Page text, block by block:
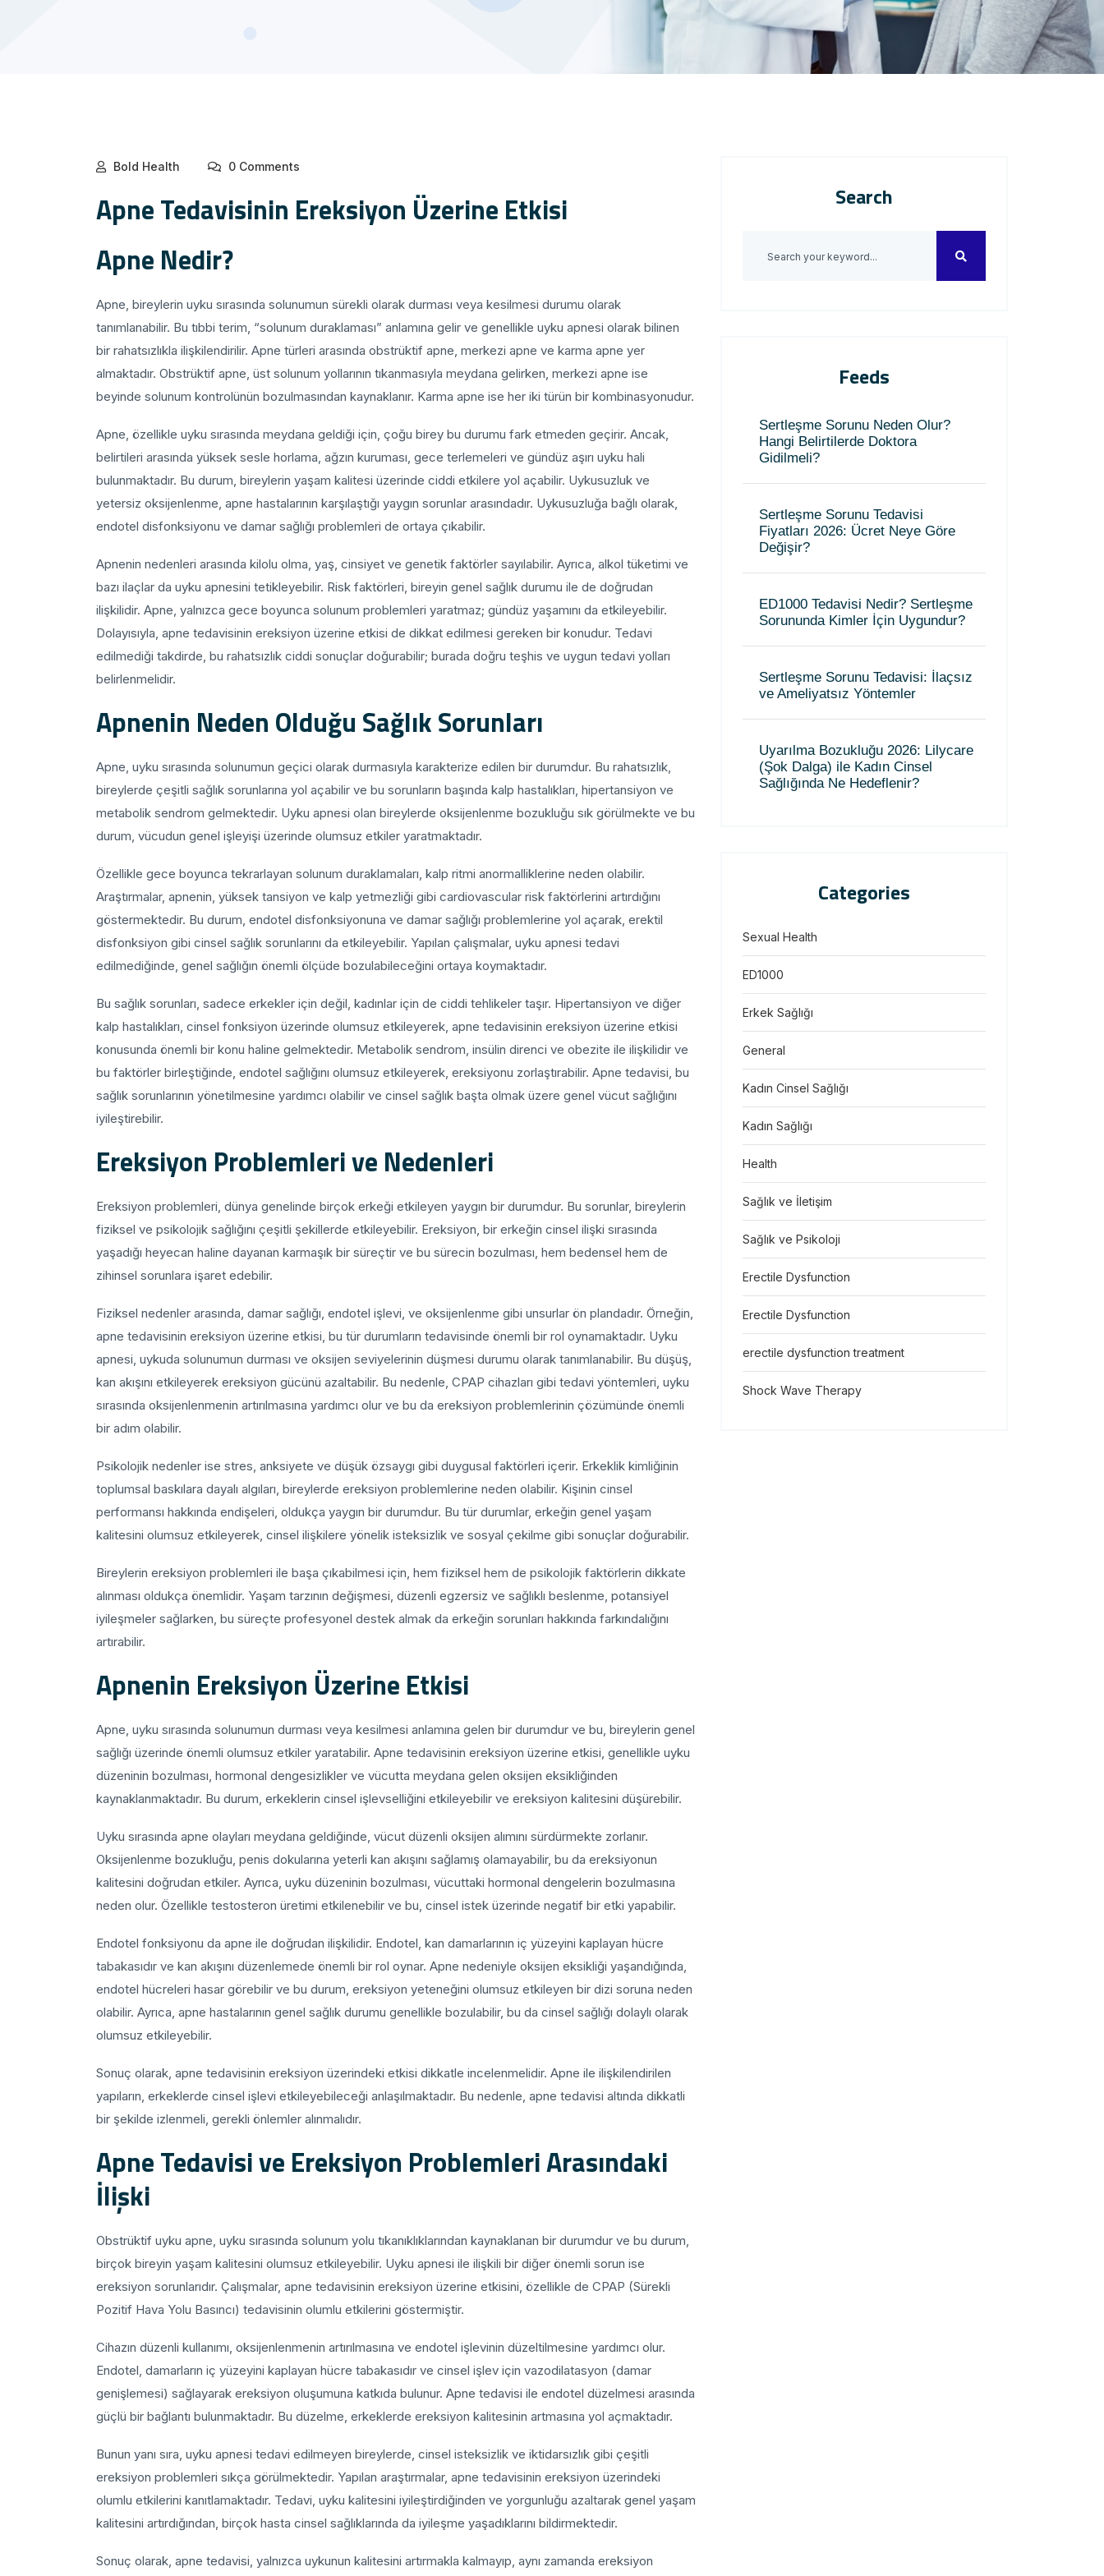
Bold Health 0 Comments
Apne Tedavisinin Ereksiyon Üzerine Etkisi
Apne Nedir?
Apne, bireylerin uyku sırasında solunumun sürekli olarak durması veya kesilmesi durumu olarak
tanımlanabilir. Bu tıbbi terim, “solunum duraklaması” anlamına gelir ve genellikle uyku apnesi olarak bilinen
bir rahatsızlıkla ilişkilendirilir. Apne türleri arasında obstrüktif apne, merkezi apne ve karma apne yer
almaktadır. Obstrüktif apne, üst solunum yollarının tıkanmasıyla meydana gelirken, merkezi apne ise
beyinde solunum kontrolünün bozulmasından kaynaklanır. Karma apne ise her iki türün bir kombinasyonudur.
Apne, özellikle uyku sırasında meydana geldiği için, çoğu birey bu durumu fark etmeden geçirir. Ancak,
belirtileri arasında yüksek sesle horlama, ağzın kuruması, gece terlemeleri ve gündüz aşırı uyku hali
bulunmaktadır. Bu durum, bireylerin yaşam kalitesi üzerinde ciddi etkilere yol açabilir. Uykusuzluk ve
yetersiz oksijenlenme, apne hastalarının karşılaştığı yaygın sorunlar arasındadır. Uykusuzluğa bağlı olarak,
endotel disfonksiyonu ve damar sağlığı problemleri de ortaya çıkabilir.
Apnenin nedenleri arasında kilolu olma, yaş, cinsiyet ve genetik faktörler sayılabilir. Ayrıca, alkol tüketimi ve
bazı ilaçlar da uyku apnesini tetikleyebilir. Risk faktörleri, bireyin genel sağlık durumu ile de doğrudan
ilişkilidir. Apne, yalnızca gece boyunca solunum problemleri yaratmaz; gündüz yaşamını da etkileyebilir.
Dolayısıyla, apne tedavisinin ereksiyon üzerine etkisi de dikkat edilmesi gereken bir konudur. Tedavi
edilmediği takdirde, bu rahatsızlık ciddi sonuçlar doğurabilir; burada doğru teşhis ve uygun tedavi yolları
belirlenmelidir.
Apnenin Neden Olduğu Sağlık Sorunları
Apne, uyku sırasında solunumun geçici olarak durmasıyla karakterize edilen bir durumdur. Bu rahatsızlık,
bireylerde çeşitli sağlık sorunlarına yol açabilir ve bu sorunların başında kalp hastalıkları, hipertansiyon ve
metabolik sendrom gelmektedir. Uyku apnesi olan bireylerde oksijenlenme bozukluğu sık görülmekte ve bu
durum, vücudun genel işleyişi üzerinde olumsuz etkiler yaratmaktadır.
Özellikle gece boyunca tekrarlayan solunum duraklamaları, kalp ritmi anormalliklerine neden olabilir.
Araştırmalar, apnenin, yüksek tansiyon ve kalp yetmezliği gibi cardiovascular risk faktörlerini artırdığını
göstermektedir. Bu durum, endotel disfonksiyonuna ve damar sağlığı problemlerine yol açarak, erektil
disfonksiyon gibi cinsel sağlık sorunlarını da etkileyebilir. Yapılan çalışmalar, uyku apnesi tedavi
edilmediğinde, genel sağlığın önemli ölçüde bozulabileceğini ortaya koymaktadır.
Bu sağlık sorunları, sadece erkekler için değil, kadınlar için de ciddi tehlikeler taşır. Hipertansiyon ve diğer
kalp hastalıkları, cinsel fonksiyon üzerinde olumsuz etkileyerek, apne tedavisinin ereksiyon üzerine etkisi
konusunda önemli bir konu haline gelmektedir. Metabolik sendrom, insülin direnci ve obezite ile ilişkilidir ve
bu faktörler birleştiğinde, endotel sağlığını olumsuz etkileyerek, ereksiyonu zorlaştırabilir. Apne tedavisi, bu
sağlık sorunlarının yönetilmesine yardımcı olabilir ve cinsel sağlık başta olmak üzere genel vücut sağlığını
iyileştirebilir.
Ereksiyon Problemleri ve Nedenleri
Ereksiyon problemleri, dünya genelinde birçok erkeği etkileyen yaygın bir durumdur. Bu sorunlar, bireylerin
fiziksel ve psikolojik sağlığını çeşitli şekillerde etkileyebilir. Ereksiyon, bir erkeğin cinsel ilişki sırasında
yaşadığı heyecan haline dayanan karmaşık bir süreçtir ve bu sürecin bozulması, hem bedensel hem de
zihinsel sorunlara işaret edebilir.
Fiziksel nedenler arasında, damar sağlığı, endotel işlevi, ve oksijenlenme gibi unsurlar ön plandadır. Örneğin,
apne tedavisinin ereksiyon üzerine etkisi, bu tür durumların tedavisinde önemli bir rol oynamaktadır. Uyku
apnesi, uykuda solunumun durması ve oksijen seviyelerinin düşmesi durumu olarak tanımlanabilir. Bu düşüş,
kan akışını etkileyerek ereksiyon gücünü azaltabilir. Bu nedenle, CPAP cihazları gibi tedavi yöntemleri, uyku
sırasında oksijenlenmenin artırılmasına yardımcı olur ve bu da ereksiyon problemlerinin çözümünde önemli
bir adım olabilir.
Psikolojik nedenler ise stres, anksiyete ve düşük özsaygı gibi duygusal faktörleri içerir. Erkeklik kimliğinin
toplumsal baskılara dayalı algıları, bireylerde ereksiyon problemlerine neden olabilir. Kişinin cinsel
performansı hakkında endişeleri, oldukça yaygın bir durumdur. Bu tür durumlar, erkeğin genel yaşam
kalitesini olumsuz etkileyerek, cinsel ilişkilere yönelik isteksizlik ve sosyal çekilme gibi sonuçlar doğurabilir.
Bireylerin ereksiyon problemleri ile başa çıkabilmesi için, hem fiziksel hem de psikolojik faktörlerin dikkate
alınması oldukça önemlidir. Yaşam tarzının değişmesi, düzenli egzersiz ve sağlıklı beslenme, potansiyel
iyileşmeler sağlarken, bu süreçte profesyonel destek almak da erkeğin sorunları hakkında farkındalığını
artırabilir.
Apnenin Ereksiyon Üzerine Etkisi
Apne, uyku sırasında solunumun durması veya kesilmesi anlamına gelen bir durumdur ve bu, bireylerin genel
sağlığı üzerinde önemli olumsuz etkiler yaratabilir. Apne tedavisinin ereksiyon üzerine etkisi, genellikle uyku
düzeninin bozulması, hormonal dengesizlikler ve vücutta meydana gelen oksijen eksikliğinden
kaynaklanmaktadır. Bu durum, erkeklerin cinsel işlevselliğini etkileyebilir ve ereksiyon kalitesini düşürebilir.
Uyku sırasında apne olayları meydana geldiğinde, vücut düzenli oksijen alımını sürdürmekte zorlanır.
Oksijenlenme bozukluğu, penis dokularına yeterli kan akışını sağlamış olamayabilir, bu da ereksiyonun
kalitesini doğrudan etkiler. Ayrıca, uyku düzeninin bozulması, vücuttaki hormonal dengelerin bozulmasına
neden olur. Özellikle testosteron üretimi etkilenebilir ve bu, cinsel istek üzerinde negatif bir etki yapabilir.
Endotel fonksiyonu da apne ile doğrudan ilişkilidir. Endotel, kan damarlarının iç yüzeyini kaplayan hücre
tabakasıdır ve kan akışını düzenlemede önemli bir rol oynar. Apne nedeniyle oksijen eksikliği yaşandığında,
endotel hücreleri hasar görebilir ve bu durum, ereksiyon yeteneğini olumsuz etkileyen bir dizi soruna neden
olabilir. Ayrıca, apne hastalarının genel sağlık durumu genellikle bozulabilir, bu da cinsel sağlığı dolaylı olarak
olumsuz etkileyebilir.
Sonuç olarak, apne tedavisinin ereksiyon üzerindeki etkisi dikkatle incelenmelidir. Apne ile ilişkilendirilen
yapıların, erkeklerde cinsel işlevi etkileyebileceği anlaşılmaktadır. Bu nedenle, apne tedavisi altında dikkatli
bir şekilde izlenmeli, gerekli önlemler alınmalıdır.
Apne Tedavisi ve Ereksiyon Problemleri Arasındaki
İlişki
Obstrüktif uyku apne, uyku sırasında solunum yolu tıkanıklıklarından kaynaklanan bir durumdur ve bu durum,
birçok bireyin yaşam kalitesini olumsuz etkileyebilir. Uyku apnesi ile ilişkili bir diğer önemli sorun ise
ereksiyon sorunlarıdır. Çalışmalar, apne tedavisinin ereksiyon üzerine etkisini, özellikle de CPAP (Sürekli
Pozitif Hava Yolu Basıncı) tedavisinin olumlu etkilerini göstermiştir.
Cihazın düzenli kullanımı, oksijenlenmenin artırılmasına ve endotel işlevinin düzeltilmesine yardımcı olur.
Endotel, damarların iç yüzeyini kaplayan hücre tabakasıdır ve cinsel işlev için vazodilatasyon (damar
genişlemesi) sağlayarak ereksiyon oluşumuna katkıda bulunur. Apne tedavisi ile endotel düzelmesi arasında
güçlü bir bağlantı bulunmaktadır. Bu düzelme, erkeklerde ereksiyon kalitesinin artmasına yol açmaktadır.
Bunun yanı sıra, uyku apnesi tedavi edilmeyen bireylerde, cinsel isteksizlik ve iktidarsızlık gibi çeşitli
ereksiyon problemleri sıkça görülmektedir. Yapılan araştırmalar, apne tedavisinin ereksiyon üzerindeki
olumlu etkilerini kanıtlamaktadır. Tedavi, uyku kalitesini iyileştirdiğinden ve yorgunluğu azaltarak genel yaşam
kalitesini artırdığından, birçok hasta cinsel sağlıklarında da iyileşme yaşadıklarını bildirmektedir.
Sonuç olarak, apne tedavisi, yalnızca uykunun kalitesini artırmakla kalmayıp, aynı zamanda ereksiyon
Search
Feeds
Sertleşme Sorunu Neden Olur?
Hangi Belirtilerde Doktora
Gidilmeli?
Sertleşme Sorunu Tedavisi
Fiyatları 2026: Ücret Neye Göre
Değişir?
ED1000 Tedavisi Nedir? Sertleşme
Sorununda Kimler İçin Uygundur?
Sertleşme Sorunu Tedavisi: İlaçsız
ve Ameliyatsız Yöntemler
Uyarılma Bozukluğu 2026: Lilycare
(Şok Dalga) ile Kadın Cinsel
Sağlığında Ne Hedeflenir?
Categories
Sexual Health
ED1000
Erkek Sağlığı
General
Kadın Cinsel Sağlığı
Kadın Sağlığı
Health
Sağlık ve İletişim
Sağlık ve Psikoloji
Erectile Dysfunction
Erectile Dysfunction
erectile dysfunction treatment
Shock Wave Therapy